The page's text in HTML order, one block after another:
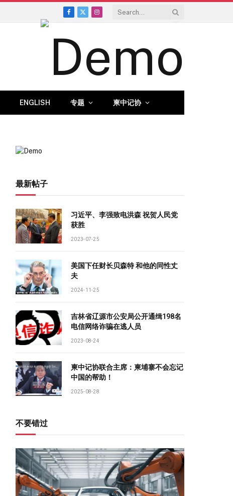
Facebook
X
Instagram
ENGLISH 专题 柬中记协
最新帖子
习近平、李强致电洪森 祝贺人民党
获胜
2023-07-25
美国下任财长贝森特 和他的同性丈
夫
2024-11-25
吉林省辽源市公安局公开通缉198名
电信网络诈骗在逃人员
2023-08-24
柬中记协联合主席：柬埔寨不会忘记
中国的帮助！
2025-08-28
不要错过